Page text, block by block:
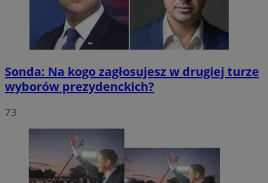
Sonda: Na kogo zagłosujesz w drugiej turze
wyborów prezydenckich?
73